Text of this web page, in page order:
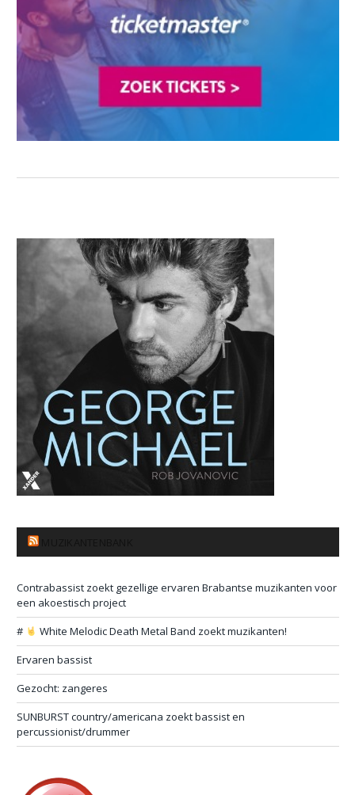
Contrabassist zoekt gezellige ervaren Brabantse muzikanten voor
een akoestisch project
#
White Melodic Death Metal Band zoekt muzikanten!
Ervaren bassist
Gezocht: zangeres
SUNBURST country/americana zoekt bassist en
percussionist/drummer